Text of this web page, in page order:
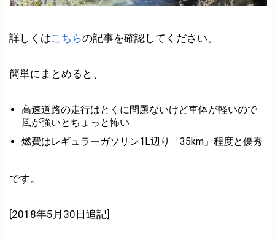
詳しくはこちらの記事を確認してください。
簡単にまとめると、
高速道路の走行はとくに問題ないけど車体が軽いので
風が強いとちょっと怖い
燃費はレギュラーガソリン1L辺り「35km」程度と優秀
です。
[2018年5月30日追記]